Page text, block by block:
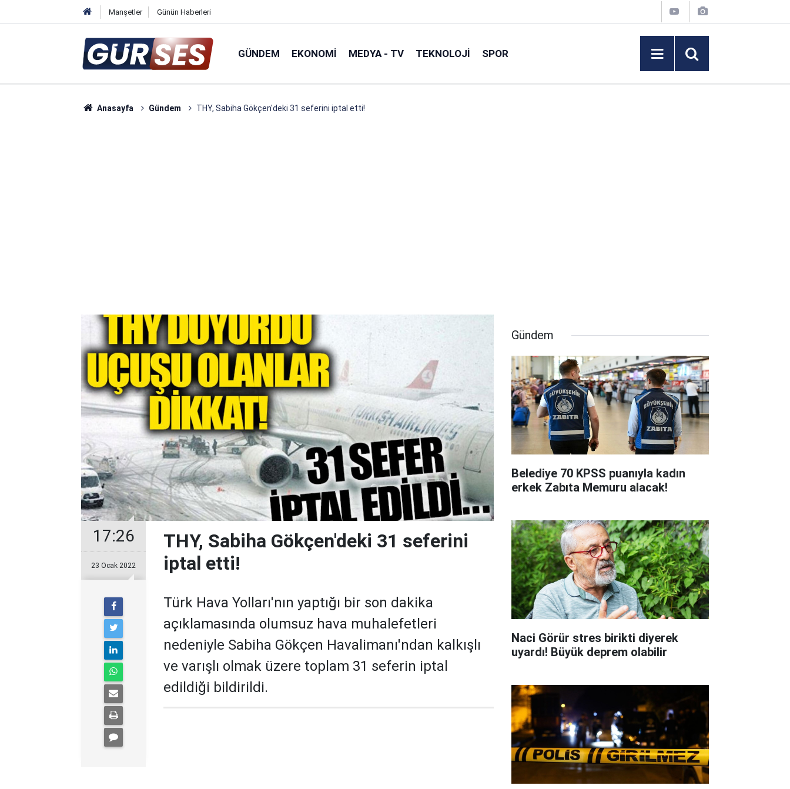
Manşetler Günün Haberleri
GÜNDEM EKONOMI MEDYA - TV TEKNOLOJI SPOR
Anasayfa Gündem THY, Sabiha Gökçen'deki 31 seferini iptal etti!
17:26
23 Ocak 2022
THY, Sabiha Gökçen'deki 31 seferini
iptal etti!
Türk Hava Yolları'nın yaptığı bir son dakika
açıklamasında olumsuz hava muhalefetleri
nedeniyle Sabiha Gökçen Havalimanı'ndan kalkışlı
ve varışlı olmak üzere toplam 31 seferin iptal
edildiği bildirildi.
Gündem
Belediye 70 KPSS puanıyla kadın
erkek Zabıta Memuru alacak!
Naci Görür stres birikti diyerek
uyardı! Büyük deprem olabilir